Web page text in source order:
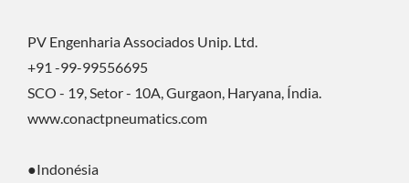
PV Engenharia Associados Unip. Ltd.
+91 -99-99556695
SCO - 19, Setor - 10A, Gurgaon, Haryana, Índia.
www.conactpneumatics.com
●Indonésia